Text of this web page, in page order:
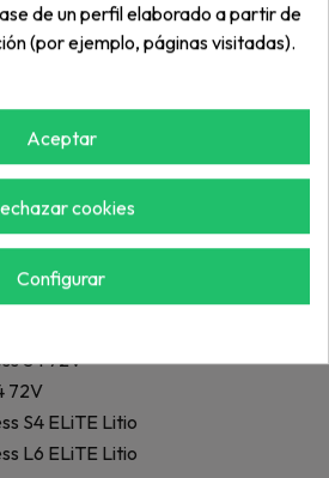
EFI
TXT EFI
EFI
S4 EFI
L6 EFI
S6 EFI
TXT 72V
S6 72V
L6 72V
S4 72V
72V
S4 ELiTE Litio
L6 ELiTE Litio
de un perfil elaborado a partir de
(por ejemplo, páginas visitadas).
Aceptar
cookies
Configurar